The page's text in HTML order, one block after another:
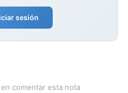
sesión
comentar esta nota